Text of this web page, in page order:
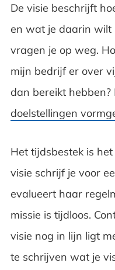
De visie beschrijft
en wat je daarin wilt
vragen je op weg.
mijn bedrijf er over
dan bereikt
doelstellingen
Het tijdsbestek is
visie schrijf je voor
evalueert haar
missie is tijdloos.
visie nog in lijn ligt
te schrijven wat je